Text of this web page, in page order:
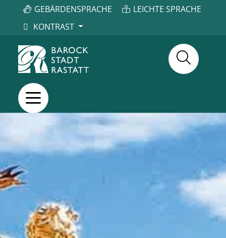
GEBÄRDENSPRACHE
LEICHTE SPRACHE
KONTRAST